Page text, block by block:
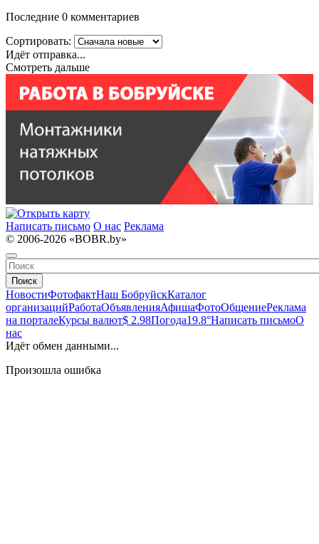
Последние 0 комментариев
Сортировать:
Идёт отправка...
Смотреть дальше
Написать письмо О нас Реклама
© 2006-2026 «BOBR.by»
Поиск
НовостиФотофактНаш БобруйскКаталог
организацийРаботаОбъявленияАфишаФотоОбщениеРеклама
на порталеКурсы валют$ 2.98Погода19.8°Написать письмоО
нас
Идёт обмен данными...
Произошла ошибка